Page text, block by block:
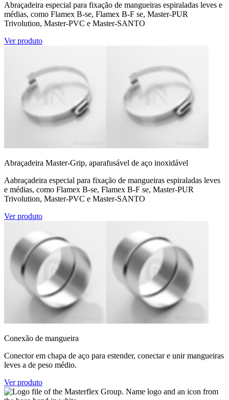
Abraçadeira especial para fixação de mangueiras espiraladas leves e
médias, como Flamex B-se, Flamex B-F se, Master-PUR
Trivolution, Master-PVC e Master-SANTO
Ver produto
Abraçadeira Master-Grip, aparafusável de aço inoxidável
Aabraçadeira especial para fixação de mangueiras espiraladas leves
e médias, como Flamex B-se, Flamex B-F se, Master-PUR
Trivolution, Master-PVC e Master-SANTO
Ver produto
Conexão de mangueira
Conector em chapa de aço para estender, conectar e unir mangueiras
leves a de peso médio.
Ver produto